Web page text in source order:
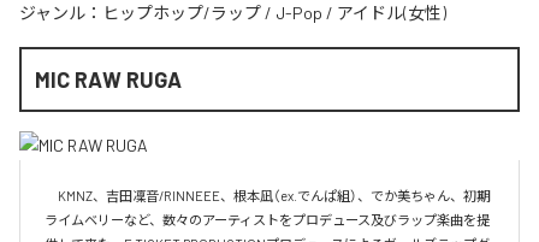
ジャンル： ヒップホップ/ラップ / J-Pop / アイドル(女性)
MIC RAW RUGA
KMNZ、吉田凜音/RINNEEE、根本凪（ex.でんぱ組）、でか美ちゃん、初期
ライムベリーなど、数々のアーティストをプロデュース及びラップ楽曲を提